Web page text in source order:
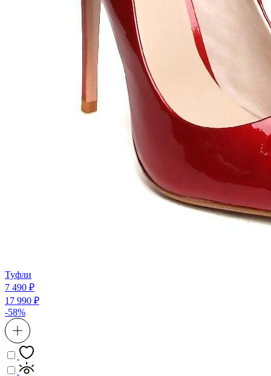
Туфли
7 490 ₽
17 990 ₽
-58%